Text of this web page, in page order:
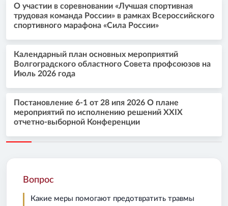
О участии в соревновании «Лучшая спортивная
трудовая команда России» в рамках Всероссийского
спортивного марафона «Сила России»
Календарный план основных мероприятий
Волгоградского областного Совета профсоюзов на
Июль 2026 года
Постановление 6-1 от 28 ипя 2026 О плане
мероприятий по исполнению решений XXIX
отчетно-выборной Конференции
Вопрос
Какие меры помогают предотвратить травмы